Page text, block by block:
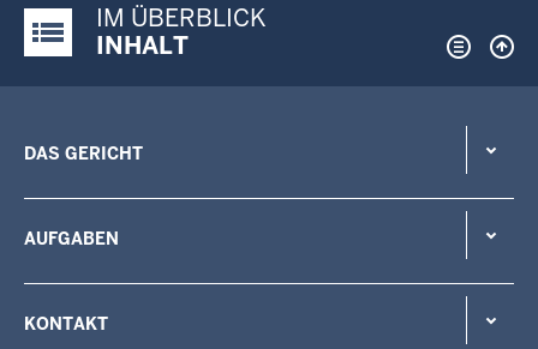
Justiz-Portal im Überblick:
IM ÜBERBLICK
INHALT
DAS GERICHT
AUFGABEN
KONTAKT